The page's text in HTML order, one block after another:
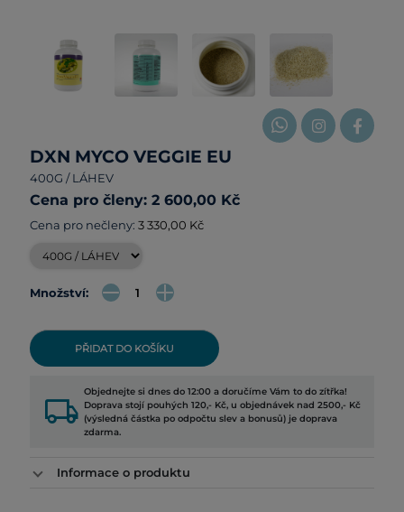
DXN MYCO VEGGIE EU
400G / LÁHEV
Cena pro členy: 2 600,00 Kč
Cena pro nečleny: 3 330,00 Kč
Množství:
PŘIDAT DO KOŠÍKU
local_shipping Objednejte si dnes do 12:00 a doručíme Vám to do zítřka!
Doprava stojí pouhých 120,- Kč, u objednávek nad 2500,- Kč
(výsledná částka po odpočtu slev a bonusů) je doprava
zdarma.
Informace o produktu